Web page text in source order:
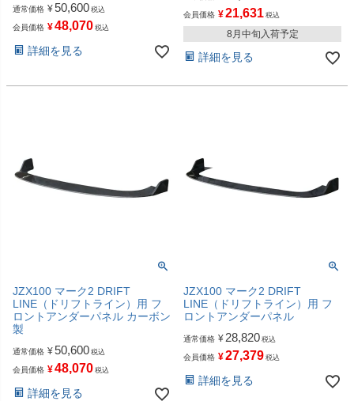
通常価格 ¥50,600 税込
会員価格 ¥48,070 税込
詳細を見る
会員価格 ¥21,631 税込
8月中旬入荷予定
詳細を見る
JZX100 マーク2 DRIFT
LINE（ドリフトライン）用 フ
ロントアンダーパネル カーボン
製
通常価格 ¥50,600 税込
会員価格 ¥48,070 税込
詳細を見る
JZX100 マーク2 DRIFT
LINE（ドリフトライン）用 フ
ロントアンダーパネル
通常価格 ¥ 28,820 税込
会員価格 ¥27,379 税込
詳細を見る